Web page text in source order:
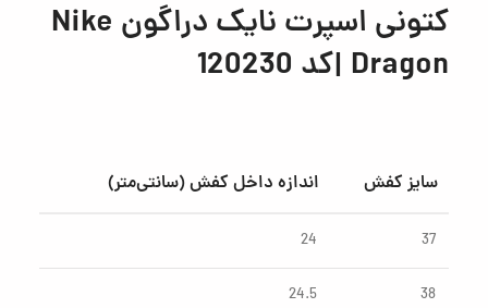
کتونی اسپرت نایک دراگون Nike
Dragon |كد 120230
سایز کفش اندازه داخل کفش (سانتی‌متر)
37
24
38
24.5